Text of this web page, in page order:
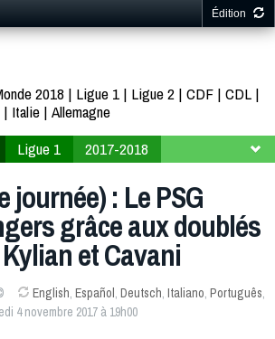
Édition
2018 Ligue 1 Ligue 2 CDF CDL
Italie Allemagne
Ligue 1
2017-2018
journée) : Le PSG
grâce aux doublés
et Cavani
English, Español, Deutsch, Italiano, Português,
4 novembre 2017 à 19h00